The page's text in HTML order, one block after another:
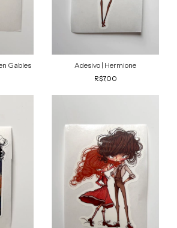
Gables
Adesivo | Hermione
R$7,00